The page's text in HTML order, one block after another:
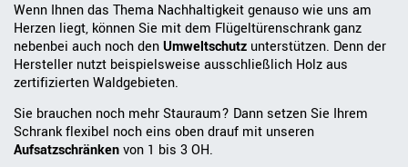
Wenn Ihnen das Thema Nachhaltigkeit genauso wie uns am
Herzen liegt, können Sie mit dem Flügeltürenschrank ganz
nebenbei auch noch denUmweltschutz unterstützen. Denn der
Hersteller nutzt beispielsweise ausschließlich Holz aus
zertifizierten Waldgebieten.
Sie brauchen noch mehr Stauraum? Dann setzen Sie Ihrem
Schrank flexibel noch eins oben drauf mit unseren
Aufsatzschränkenvon 1 bis 3 OH.